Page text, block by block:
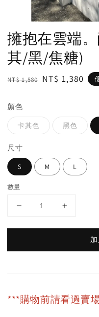
擁抱在雲端
其/黑/焦糖)
Regular
NT$ 1,580 Sale
NT$ 1,380
顏色
卡其色 黑色
尺寸
S M L
數量
***購物前請看過賣